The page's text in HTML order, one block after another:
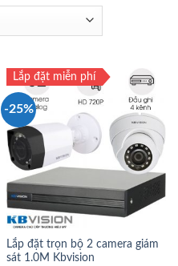
-25%
Lắp đặt miễn phí
Lắp đặt trọn bộ 2 camera giám
sát 1.0M Kbvision